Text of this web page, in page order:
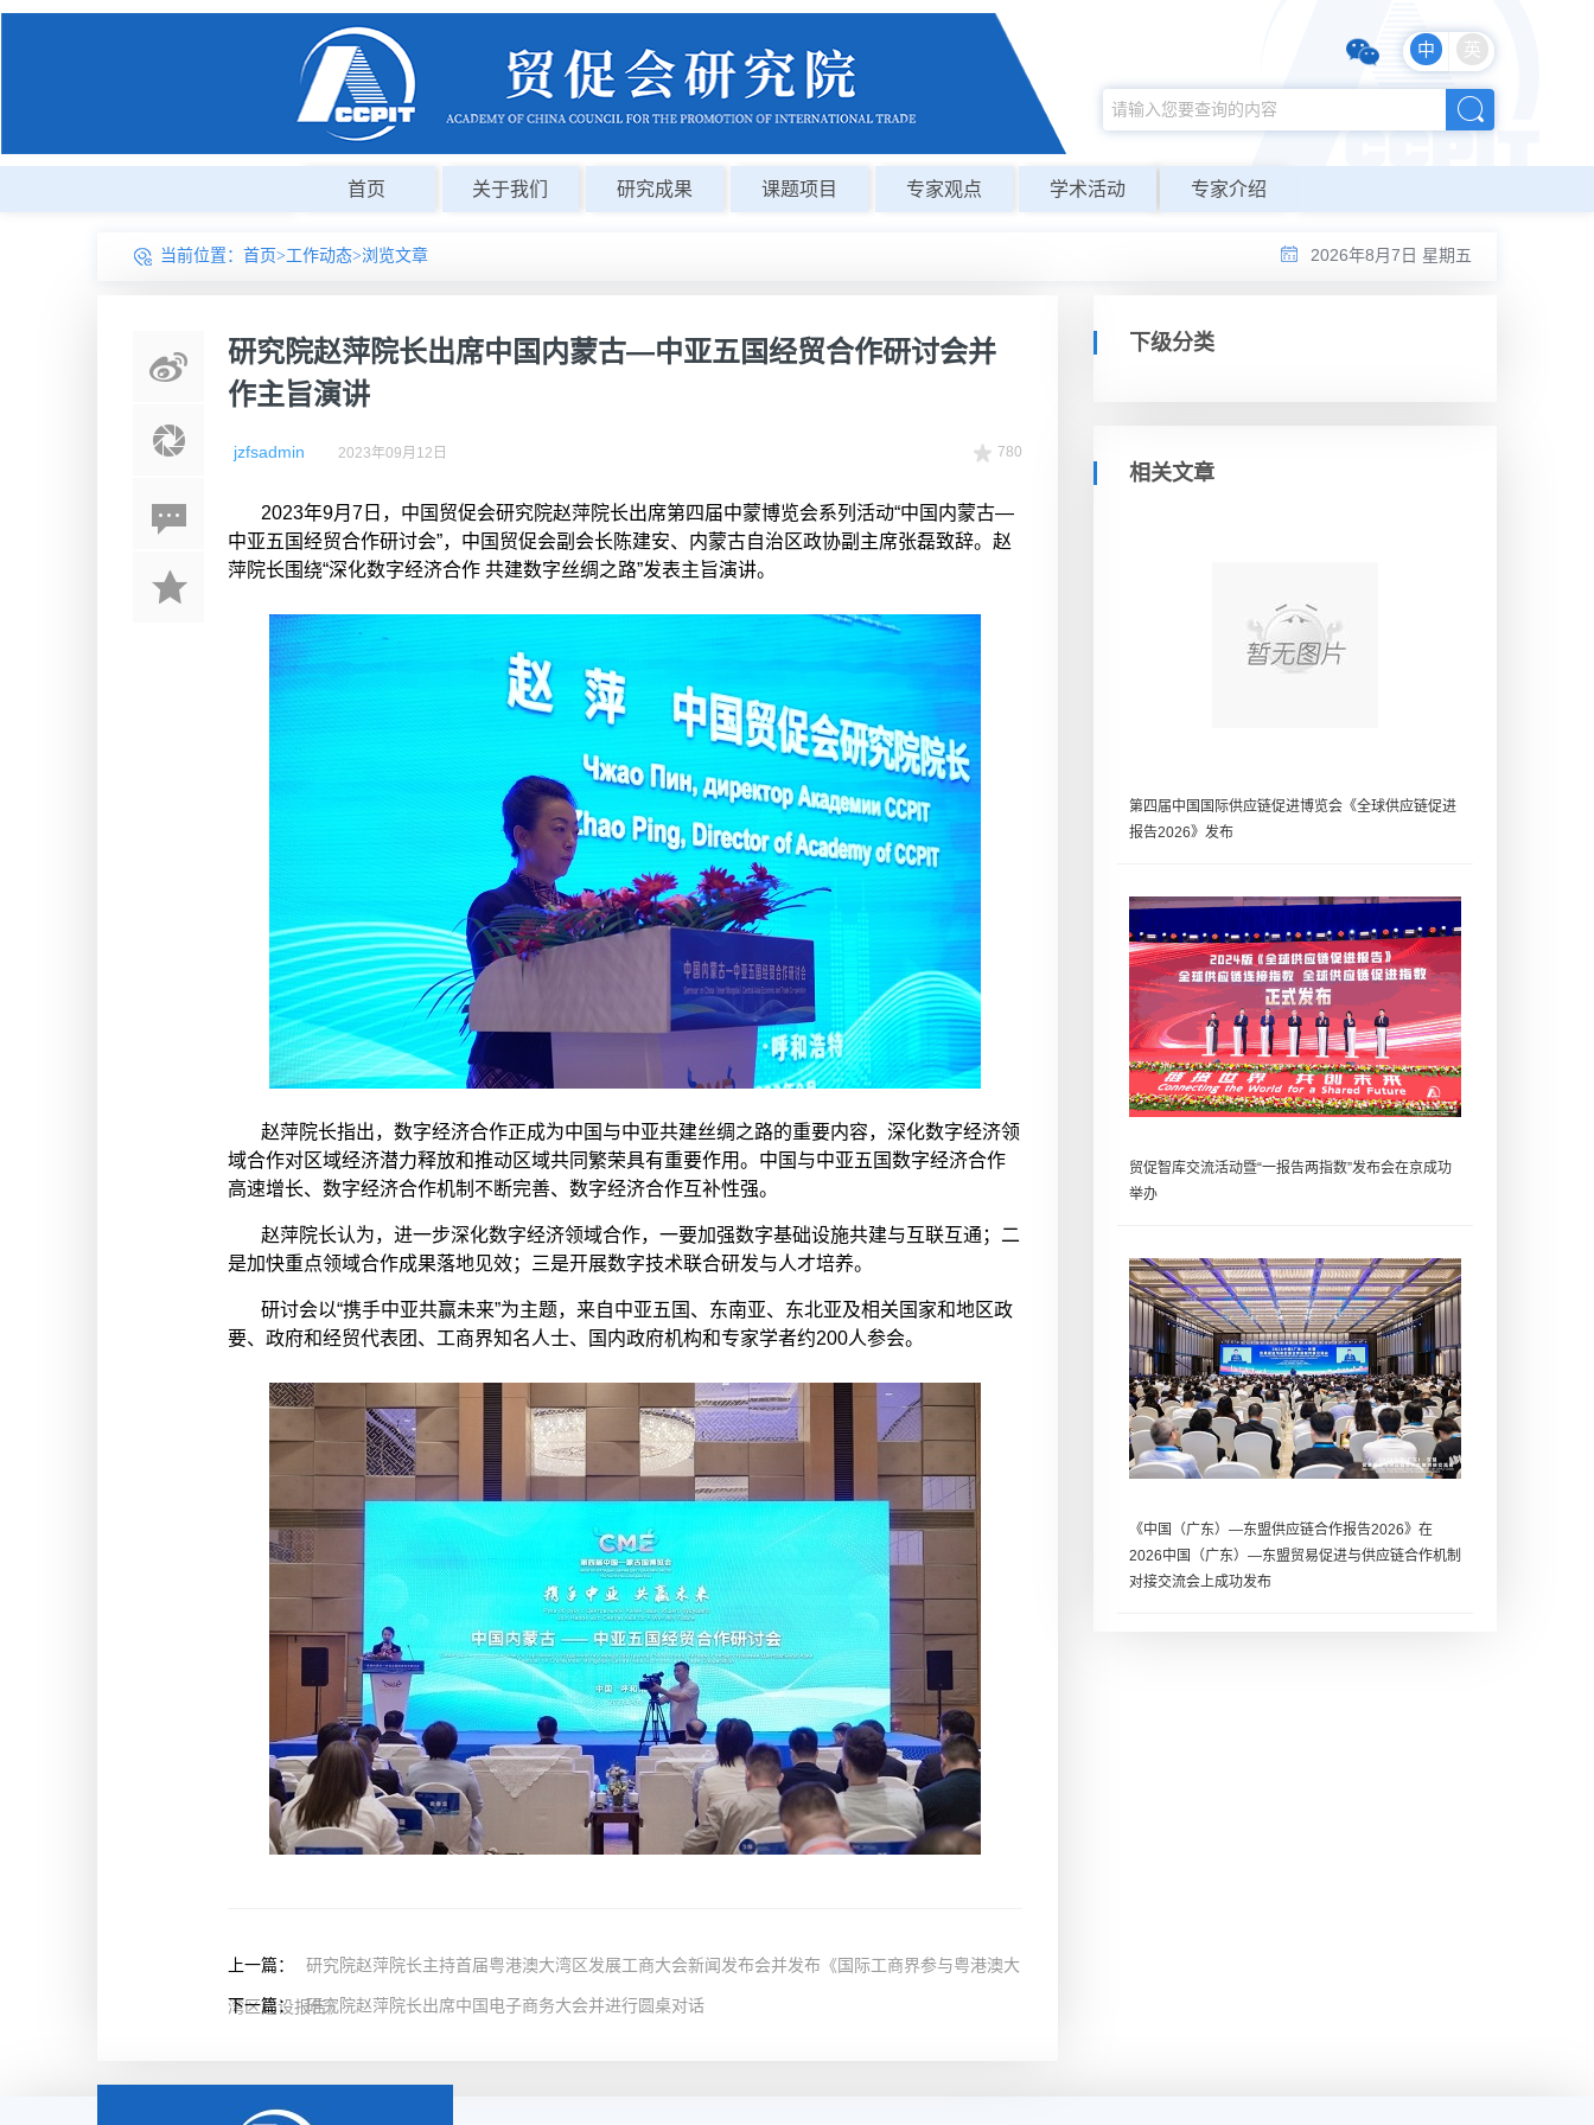
中 英
首页 关于我们 研究成果 课题项目 专家观点 学术活动 专家介绍
当前位置： 首页>工作动态>浏览文章 2026年8月7日 星期五
研究院赵萍院长出席中国内蒙古—中亚五国经贸合作研讨会并
作主旨演讲
780
jzfsadmin 2023年09月12日
2023年9月7日，中国贸促会研究院赵萍院长出席第四届中蒙博览会系列活动“中国内蒙古—
中亚五国经贸合作研讨会”，中国贸促会副会长陈建安、内蒙古自治区政协副主席张磊致辞。赵
萍院长围绕“深化数字经济合作 共建数字丝绸之路”发表主旨演讲。
赵萍院长指出，数字经济合作正成为中国与中亚共建丝绸之路的重要内容，深化数字经济领
域合作对区域经济潜力释放和推动区域共同繁荣具有重要作用。中国与中亚五国数字经济合作
高速增长、数字经济合作机制不断完善、数字经济合作互补性强。
赵萍院长认为，进一步深化数字经济领域合作，一要加强数字基础设施共建与互联互通；二
是加快重点领域合作成果落地见效；三是开展数字技术联合研发与人才培养。
研讨会以“携手中亚共赢未来”为主题，来自中亚五国、东南亚、东北亚及相关国家和地区政
要、政府和经贸代表团、工商界知名人士、国内政府机构和专家学者约200人参会。
上一篇： 研究院赵萍院长主持首届粤港澳大湾区发展工商大会新闻发布会并发布《国际工商界参与粤港澳大
湾区建设报告》
下一篇： 研究院赵萍院长出席中国电子商务大会并进行圆桌对话
下级分类
相关文章
第四届中国国际供应链促进博览会《全球供应链促进
报告2026》发布
贸促智库交流活动暨“一报告两指数”发布会在京成功
举办
《中国（广东）—东盟供应链合作报告2026》在
2026中国（广东）—东盟贸易促进与供应链合作机制
对接交流会上成功发布